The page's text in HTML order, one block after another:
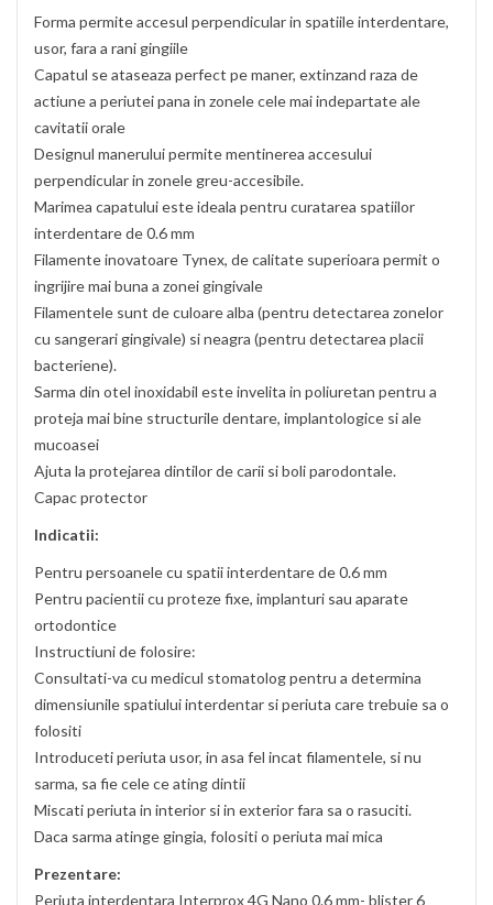
Forma permite accesul perpendicular in spatiile interdentare,
usor, fara a rani gingiile
Capatul se ataseaza perfect pe maner, extinzand raza de
actiune a periutei pana in zonele cele mai indepartate ale
cavitatii orale
Designul manerului permite mentinerea accesului
perpendicular in zonele greu-accesibile.
Marimea capatului este ideala pentru curatarea spatiilor
interdentare de 0.6 mm
Filamente inovatoare Tynex, de calitate superioara permit o
ingrijire mai buna a zonei gingivale
Filamentele sunt de culoare alba (pentru detectarea zonelor
cu sangerari gingivale) si neagra (pentru detectarea placii
bacteriene).
Sarma din otel inoxidabil este invelita in poliuretan pentru a
proteja mai bine structurile dentare, implantologice si ale
mucoasei
Ajuta la protejarea dintilor de carii si boli parodontale.
Capac protector
Indicatii:
Pentru persoanele cu spatii interdentare de 0.6 mm
Pentru pacientii cu proteze fixe, implanturi sau aparate
ortodontice
Instructiuni de folosire:
Consultati-va cu medicul stomatolog pentru a determina
dimensiunile spatiului interdentar si periuta care trebuie sa o
folositi
Introduceti periuta usor, in asa fel incat filamentele, si nu
sarma, sa fie cele ce ating dintii
Miscati periuta in interior si in exterior fara sa o rasuciti.
Daca sarma atinge gingia, folositi o periuta mai mica
Prezentare:
Periuta interdentara Interprox 4G Nano 0.6 mm- blister 6